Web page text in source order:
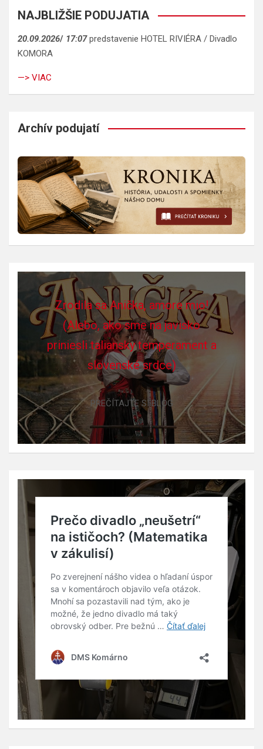
NAJBLIŽŠIE PODUJATIA
20.09.2026/ 17:07predstavenie HOTEL RIVIÉRA / Divadlo
KOMORA
—> VIAC
Archív podujatí
Zrodila sa Anička, amore mio!
(Alebo, ako sme na javisko
priniesli taliansky temperament a
slovenské srdce)
PREČÍTAJTE SI BLOG